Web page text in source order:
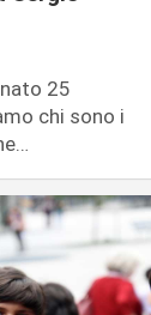
25
chi sono i